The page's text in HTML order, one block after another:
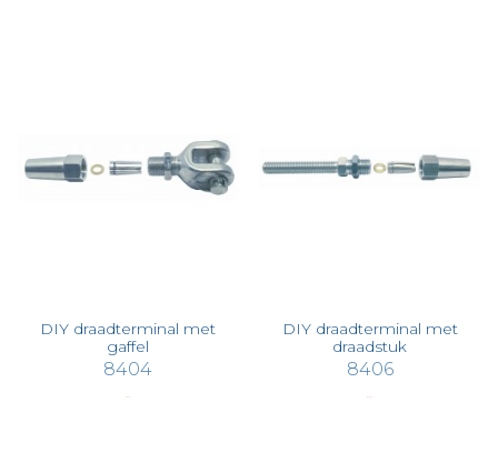
DIY draadterminal met
gaffel
8404
DIY draadterminal met
draadstuk
8406